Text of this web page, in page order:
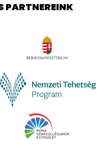
PARTNEREINK